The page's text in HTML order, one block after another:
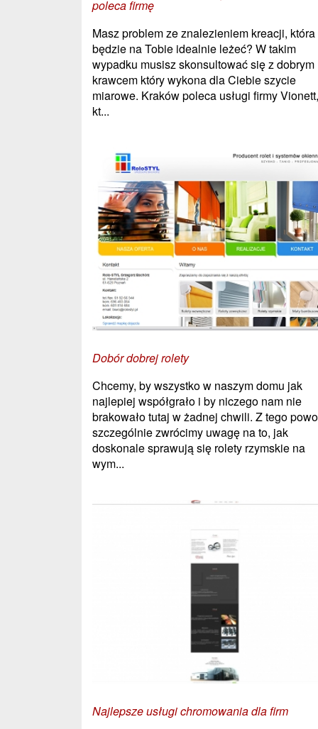
poleca firmę
Masz problem ze znalezieniem kreacji, która
będzie na Tobie idealnie leżeć? W takim
wypadku musisz skonsultować się z dobrym
krawcem który wykona dla Ciebie szycie
miarowe. Kraków poleca usługi firmy Vionett,
kt...
Dobór dobrej rolety
Chcemy, by wszystko w naszym domu jak
najlepiej współgrało i by niczego nam nie
brakowało tutaj w żadnej chwili. Z tego
szczególnie zwrócimy uwagę na to, jak
doskonale sprawują się rolety rzymskie na
wym...
Najlepsze usługi chromowania dla firm